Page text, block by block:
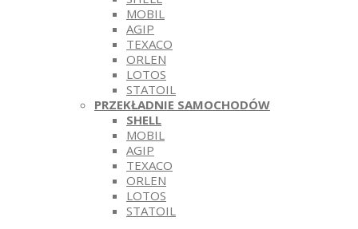
MOBIL
AGIP
TEXACO
ORLEN
LOTOS
STATOIL
PRZEKŁADNIE SAMOCHODÓW
SHELL
MOBIL
AGIP
TEXACO
ORLEN
LOTOS
STATOIL